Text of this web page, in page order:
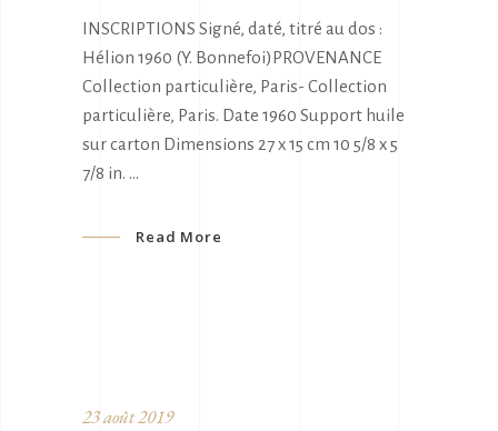
INSCRIPTIONS Signé, daté, titré au dos :
Hélion 1960 (Y. Bonnefoi)PROVENANCE
Collection particulière, Paris- Collection
particulière, Paris. Date 1960 Support huile
sur carton Dimensions 27 x 15 cm 10 5/8 x 5
7/8 in.
Read More
23 août 2019